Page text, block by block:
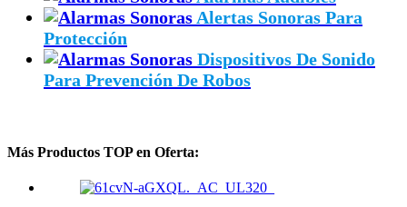
Alertas Sonoras Para
Protección
Dispositivos De Sonido
Para Prevención De Robos
Más Productos TOP en Oferta: